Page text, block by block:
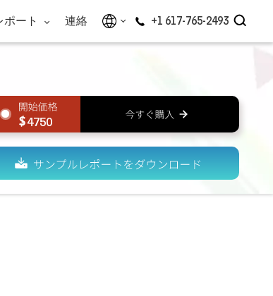
ポート 連絡 +1 617-765-2493
4750